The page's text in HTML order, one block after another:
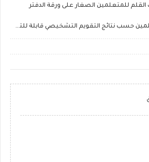
للمتعلمين الصغار على ورقة الدفتر
لوائح تفييء المتعلمين حسب نتائج التقويم التشخيصي قابلة للتعديل Word و pdf